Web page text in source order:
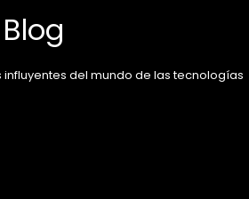
Blog
influyentes del mundo de las tecnologías